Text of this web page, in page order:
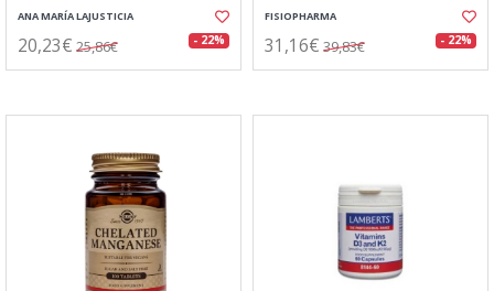
ANA MARÍA LAJUSTICIA
20,23€ 25,86€ - 22%
FISIOPHARMA
31,16€ 39,83€ - 22%